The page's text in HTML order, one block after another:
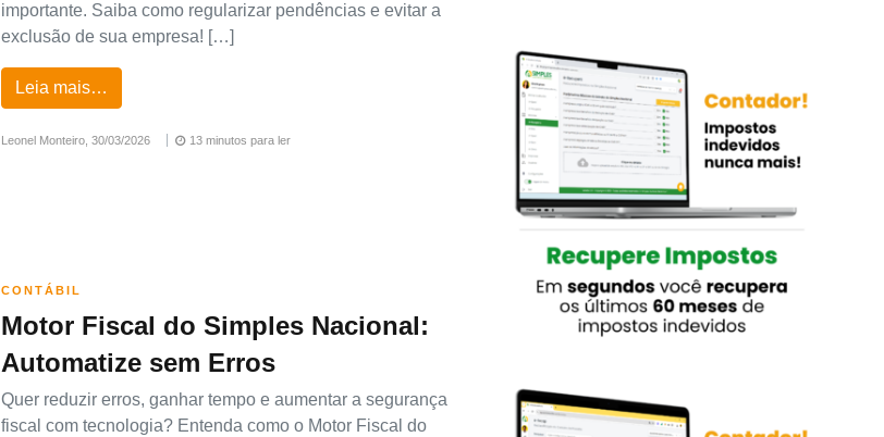
importante. Saiba como regularizar pendências e evitar a
exclusão de sua empresa! […]
Leia mais…
Leonel Monteiro,30/03/2026 13 minutos para ler
CONTÁBIL
Motor Fiscal do Simples Nacional:
Automatize sem Erros
Quer reduzir erros, ganhar tempo e aumentar a segurança
fiscal com tecnologia? Entenda como o Motor Fiscal do